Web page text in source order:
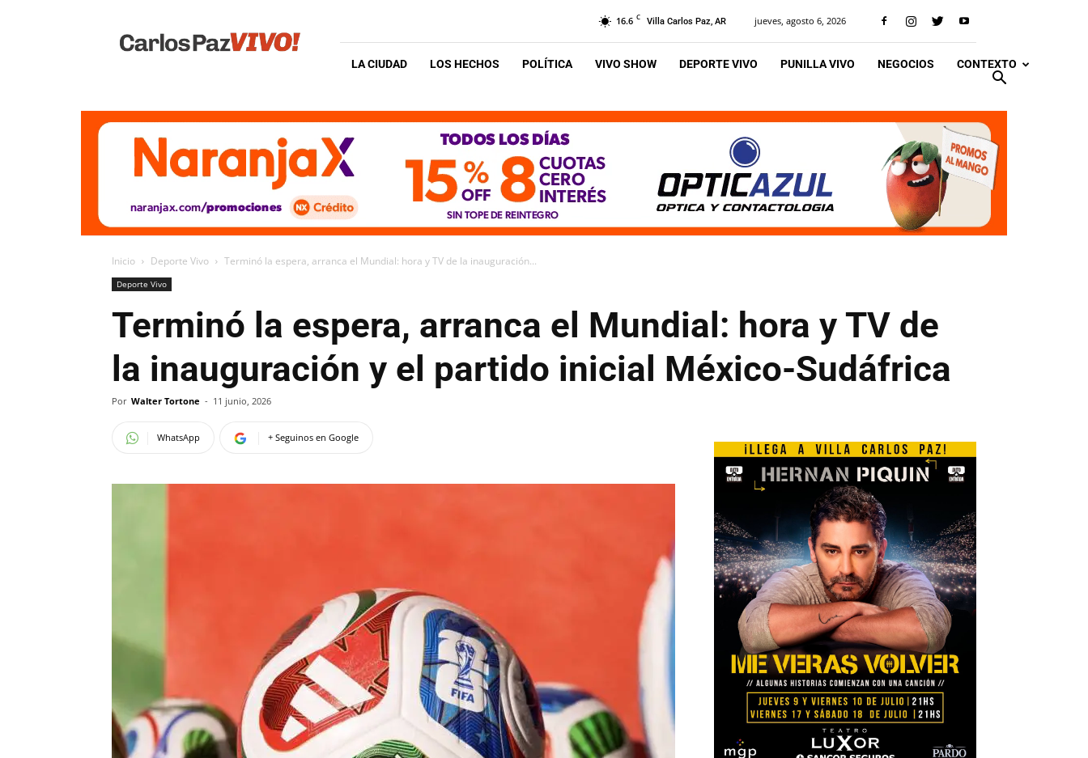
Vivo
16.6 C Villa Carlos Paz, AR jueves, agosto 6, 2026
LA CIUDAD LOS HECHOS POLÍTICA VIVO SHOW DEPORTE VIVO PUNILLA VIVO NEGOCIOS CONTEXTO
Inicio Deporte Vivo Terminó la espera, arranca el Mundial: hora y TV de la inauguración...
Deporte Vivo
Terminó la espera, arranca el Mundial: hora y TV de
la inauguración y el partido inicial México-Sudáfrica
Por Walter Tortone - 11 junio, 2026
WhatsApp + Seguinos en Google